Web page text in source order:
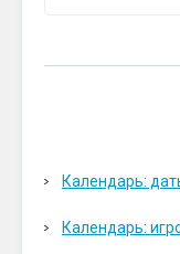
Календарь:
Календарь: